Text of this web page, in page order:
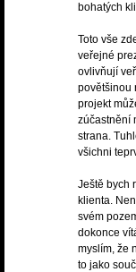
bohatých
Toto vše
veřejné
ovlivňují
povětšinou
projekt
zúčastnění
strana.
všichni
Ještě bych
klienta.
svém
dokonce
myslím, že
to jako